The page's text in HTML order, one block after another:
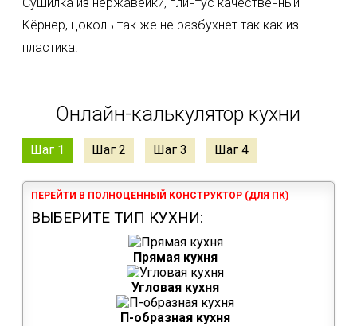
Кëрнер, цоколь так же не разбухнет так как из
пластика.
Онлайн-калькулятор кухни
Шаг 1 Шаг 2 Шаг 3 Шаг 4
ПЕРЕЙТИ В ПОЛНОЦЕННЫЙ КОНСТРУКТОР (ДЛЯ ПК)
ВЫБЕРИТЕ ТИП КУХНИ:
Прямая кухня
Угловая кухня
П-образная кухня